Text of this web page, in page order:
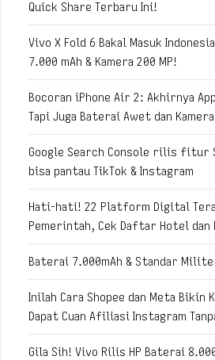
Quick Share Terbaru Ini!
Vivo X Fold 6 Bakal Masuk
7.000 mAh & Kamera 200 MP!
Bocoran iPhone Air 2: Akhirnya
Tapi Juga Baterai Awet dan
Google Search Console rilis fitur
bisa pantau TikTok & Instagram
Hati-hati! 22 Platform Digital
Pemerintah, Cek Daftar Hotel dan
Baterai 7.000mAh & Standar
Inilah Cara Shopee dan Meta Bikin
Dapat Cuan Afiliasi Instagram
Gila Sih! Vivo Rilis HP Baterai